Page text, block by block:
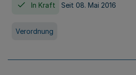
In Kraft Seit 08. Mai 2016
Verordnung